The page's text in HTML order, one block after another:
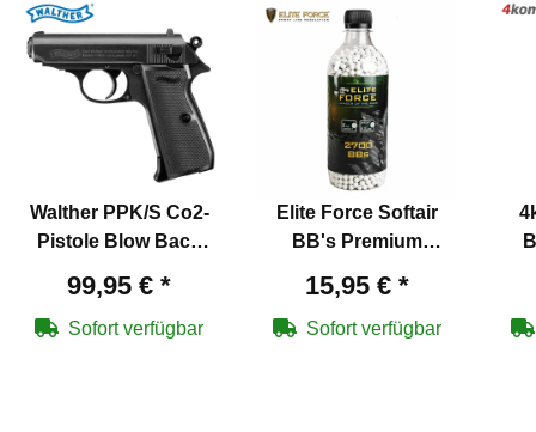
Walther PPK/S Co2-
Pistole Blow Back
BB (P18)
99,95 € *
Sofort verfügbar
Elite Force Softair
BB's Premium
BB/0,30 g/2700 Stück
Flasche
15,95 € *
Sofort verfügbar